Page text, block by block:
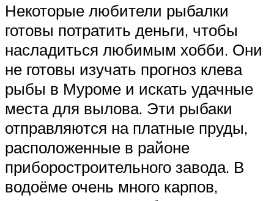
Некоторые любители рыбалки
готовы потратить деньги, чтобы
насладиться любимым хобби. Они
не готовы изучать прогноз клева
рыбы в Муроме и искать удачные
места для вылова. Эти рыбаки
отправляются на платные пруды,
расположенные в районе
приборостроительного завода. В
водоёме очень много карпов,